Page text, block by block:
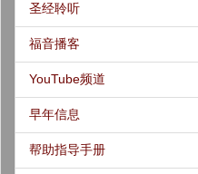
圣经聆听
福音播客
YouTube频道
早年信息
帮助指导手册